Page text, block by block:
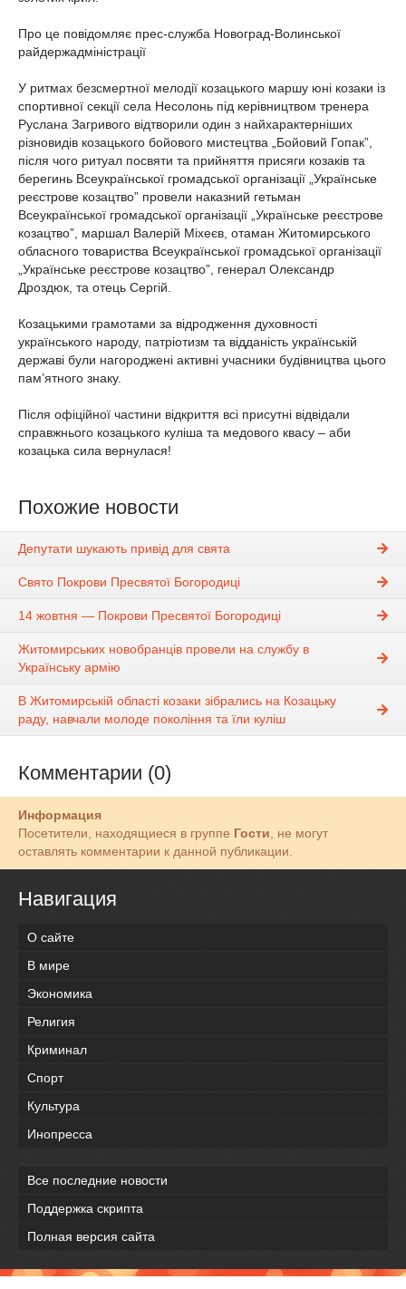
Про це повідомляє прес-служба Новоград-Волинської
райдержадміністрації
У ритмах безсмертної мелодії козацького маршу юні козаки із
спортивної секції села Несолонь під керівництвом тренера
Руслана Загривого відтворили один з найхарактерніших
різновидів козацького бойового мистецтва „Бойовий Гопак”,
після чого ритуал посвяти та прийняття присяги козаків та
берегинь Всеукраїнської громадської організації „Українське
реєстрове козацтво” провели наказний гетьман
Всеукраїнської громадської організації „Українське реєстрове
козацтво”, маршал Валерій Міхеєв, отаман Житомирського
обласного товариства Всеукраїнської громадської організації
„Українське реєстрове козацтво”, генерал Олександр
Дроздюк, та отець Сергій.
Козацькими грамотами за відродження духовності
українського народу, патріотизм та відданість українській
державі були нагороджені активні учасники будівництва цього
пам’ятного знаку.
Після офіційної частини відкриття всі присутні відвідали
справжнього козацького куліша та медового квасу – аби
козацька сила вернулася!
Похожие новости
Депутати шукають привід для свята
Свято Покрови Пресвятої Богородиці
14 жовтня — Покрови Пресвятої Богородиці
Житомирських новобранців провели на службу в
Українську армію
В Житомирській області козаки зібрались на Козацьку
раду, навчали молоде покоління та їли куліш
Комментарии (0)
Информация
Посетители, находящиеся в группе Гости, не могут
оставлять комментарии к данной публикации.
Навигация
О сайте
В мире
Экономика
Религия
Криминал
Спорт
Культура
Инопресса
Все последние новости
Поддержка скрипта
Полная версия сайта